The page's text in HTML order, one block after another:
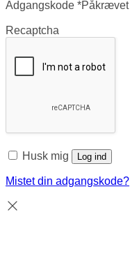
Adgangskode *Påkrævet
Recaptcha
Husk mig Log ind
Mistet din adgangskode?